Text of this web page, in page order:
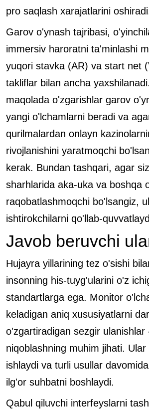
pro saqlash xarajatlarini
Garov o'ynash tajribasi,
immersiv haroratni ta'minlashi
yuqori stavka (AR) va start net
takliflar bilan ancha
maqolada o'zgarishlar garov
yangi o'lchamlarni beradi va
qurilmalardan onlayn
rivojlanishini yaratmoqchi
kerak. Bundan tashqari, agar
sharhlarida aka-uka va boshqa
raqobatlashmoqchi bo'lsangiz,
ishtirokchilarni qo'llab-
Javob beruvchi
Hujayra yillarining tez o'sishi
insonning his-tuyg'ularini o'z
standartlarga ega. Monitor
keladigan aniq xususiyatlarni
o'zgartiradigan sezgir ulanishlar
niqoblashning muhim jihati.
ishlaydi va turli usullar
ilg'or suhbatni boshlaydi.
Qabul qiluvchi interfeyslarni